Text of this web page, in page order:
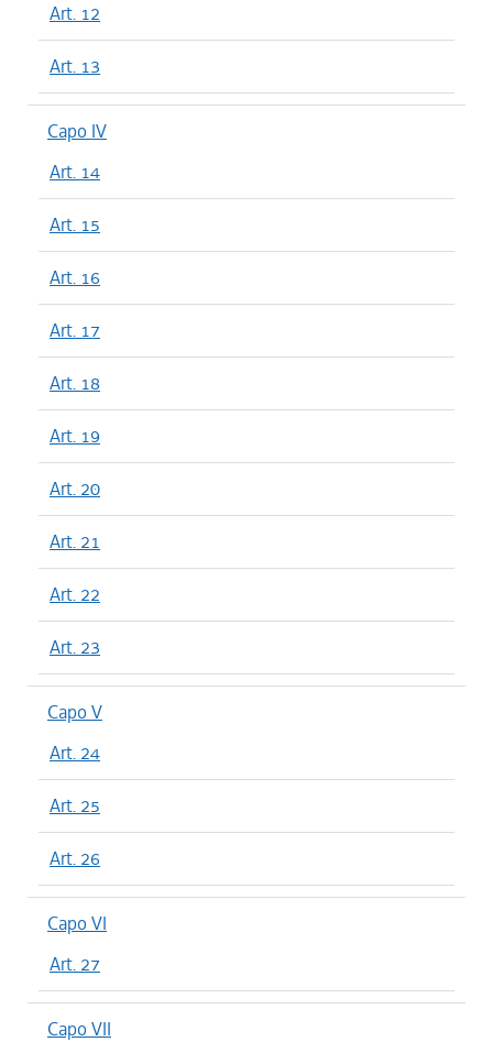
Art. 12
Art. 13
Capo IV
Art. 14
Art. 15
Art. 16
Art. 17
Art. 18
Art. 19
Art. 20
Art. 21
Art. 22
Art. 23
Capo V
Art. 24
Art. 25
Art. 26
Capo VI
Art. 27
Capo VII